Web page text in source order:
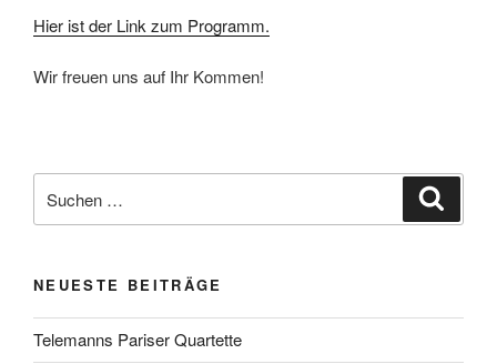
Hier ist der Link zum Programm.
Wir freuen uns auf Ihr Kommen!
nach:
NEUESTE BEITRÄGE
Telemanns Pariser Quartette